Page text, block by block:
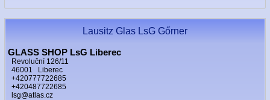
Lausitz Glas LsG Gőrner
GLASS SHOP LsG Liberec
Revoluční 126/11
46001 Liberec
+420777722685
+420487722685
lsg@atlas.cz